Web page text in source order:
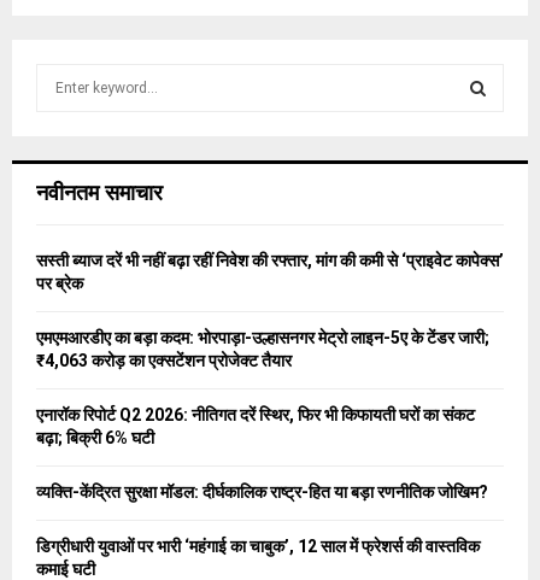
h
o
r
C
नवीनतम समाचार
सस्ती ब्याज दरें भी नहीं बढ़ा रहीं निवेश की रफ्तार, मांग की कमी से ‘प्राइवेट कापेक्स’
पर ब्रेक
एमएमआरडीए का बड़ा कदम: भोरपाड़ा-उल्हासनगर मेट्रो लाइन-5ए के टेंडर जारी;
₹4,063 करोड़ का एक्सटेंशन प्रोजेक्ट तैयार
एनारॉक रिपोर्ट Q2 2026: नीतिगत दरें स्थिर, फिर भी किफायती घरों का संकट
बढ़ा; बिक्री 6% घटी
व्यक्ति-केंद्रित सुरक्षा मॉडल: दीर्घकालिक राष्ट्र-हित या बड़ा रणनीतिक जोखिम?
डिग्रीधारी युवाओं पर भारी ‘महंगाई का चाबुक’, 12 साल में फ्रेशर्स की वास्तविक
कमाई घटी